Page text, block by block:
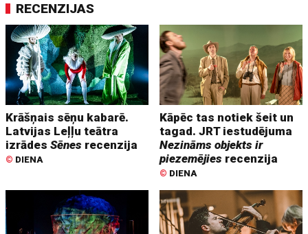
RECENZIJAS
Krāšņais sēņu kabarē.
Latvijas Leļļu teātra
izrādesSēnes recenzija
© DIENA
Kāpēc tas notiek šeit un
tagad. JRT iestudējuma
Nezināms objekts ir
piezemējies recenzija
© DIENA